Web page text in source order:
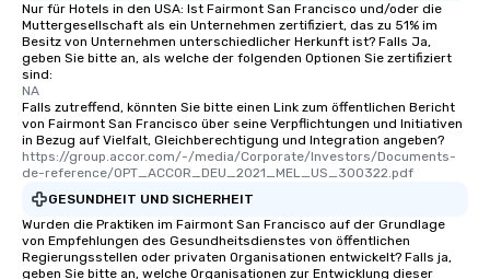
Nur für Hotels in den USA: Ist Fairmont San Francisco und/oder die
Muttergesellschaft als ein Unternehmen zertifiziert, das zu 51% im
Besitz von Unternehmen unterschiedlicher Herkunft ist? Falls Ja,
geben Sie bitte an, als welche der folgenden Optionen Sie zertifiziert
sind:
NA
Falls zutreffend, könnten Sie bitte einen Link zum öffentlichen Bericht
von Fairmont San Francisco über seine Verpflichtungen und Initiativen
in Bezug auf Vielfalt, Gleichberechtigung und Integration angeben?
https://group.accor.com/-/media/Corporate/Investors/Documents-
de-reference/OPT_ACCOR_DEU_2021_MEL_US_300322.pdf
GESUNDHEIT UND SICHERHEIT
Wurden die Praktiken im Fairmont San Francisco auf der Grundlage
von Empfehlungen des Gesundheitsdienstes von öffentlichen
Regierungsstellen oder privaten Organisationen entwickelt? Falls ja,
geben Sie bitte an, welche Organisationen zur Entwicklung dieser